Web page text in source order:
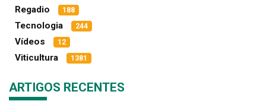
Regadio 188
Tecnologia 244
Vídeos 12
Viticultura 1381
ARTIGOS RECENTES